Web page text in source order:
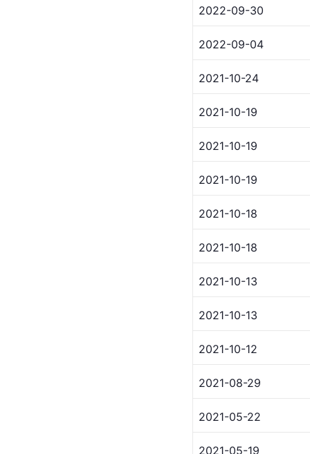
2022-09-30
2022-09-04
2021-10-24
2021-10-19
2021-10-19
2021-10-19
2021-10-18
2021-10-18
2021-10-13
2021-10-13
2021-10-12
2021-08-29
2021-05-22
2021-05-19